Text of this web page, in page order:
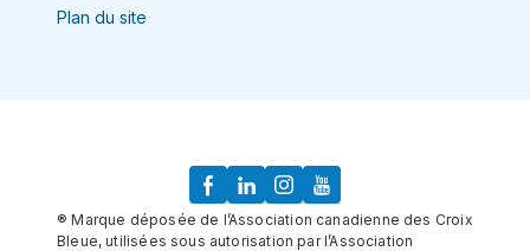
Plan du site
® Marque déposée de l’Association canadienne des Croix
Bleue, utilisées sous autorisation par l’Association